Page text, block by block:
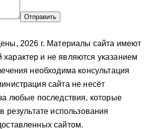
2026 г. Материалы сайта имеют
и не являются указанием
необходима консультация
сайта не несёт
любые последствия, которые
результате использования
сайтом.